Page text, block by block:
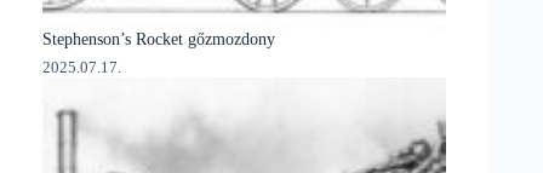
Stephenson’s Rocket gőzmozdony
2025.07.17.